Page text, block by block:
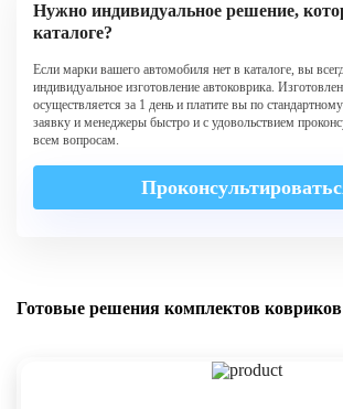
Нужно индивидуальное решение,
каталоге?
Если марки вашего автомобиля нет в каталоге, вы
индивидуальное изготовление автоковрика.
осуществляется за 1 день и платите вы по
заявку и менеджеры быстро и с удовольствием
всем вопросам.
Готовые решения комплектов ковриков